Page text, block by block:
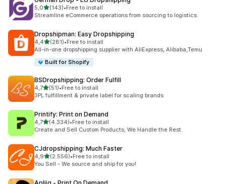
5,0stelle su 5
(143)
143 recensioni totali
•Free to install
Streamline eCommerce operations from sourcing to logistics.
Dropshipman: Easy Dropshipping
4,4stelle su 5
(281)
281 recensioni totali
•Free to install
All-in-one dropshipping supplier with AliExpress, Alibaba,Temu
Built for Shopify
BSDropshipping: Order Fulfill
4,7stelle su 5
(51)
51 recensioni totali
•Free to install
3PL fulfillment & private label for scaling brands
Printify: Print on Demand
4,7stelle su 5
(4.334)
4334 recensioni totali
•Free to install
Create and Sell Custom Products, We Handle the Rest.
CJdropshipping: Much Faster
4,9stelle su 5
(2.556)
2556 recensioni totali
•Free to install
You Sell - We source and ship for you!